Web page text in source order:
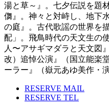
湯と草～』。七夕伝説を題
儛』。神々と対峙し、地下
の庭』。古代歌謡の世界を
配」。飛鳥時代の天文生の
人〜アサギマダラと天文図
改）追悼公演』（国立能楽
ーラー』（嶽元あゆ美作・
RESERVE MAIL
RESERVE TEL